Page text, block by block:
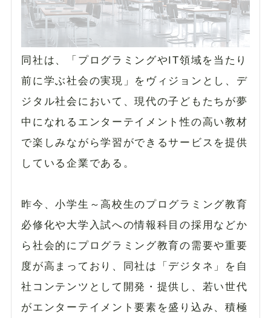
同社は、「プログラミングやIT領域を当たり
前に学ぶ社会の実現」をヴィジョンとし、デ
ジタル社会において、現代の子どもたちが夢
中になれるエンターテイメント性の高い教材
で楽しみながら学習ができるサービスを提供
している企業である。
昨今、小学生～高校生のプログラミング教育
必修化や大学入試への情報科目の採用などか
ら社会的にプログラミング教育の需要や重要
度が高まっており、同社は「デジタネ」を自
社コンテンツとして開発・提供し、若い世代
がエンターテイメント要素を盛り込み、積極